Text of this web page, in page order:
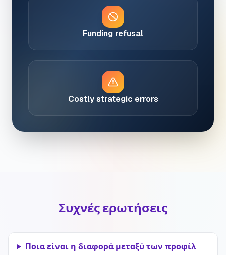
Funding refusal
Costly strategic errors
Συχνές ερωτήσεις
Ποια είναι η διαφορά μεταξύ των προφίλ